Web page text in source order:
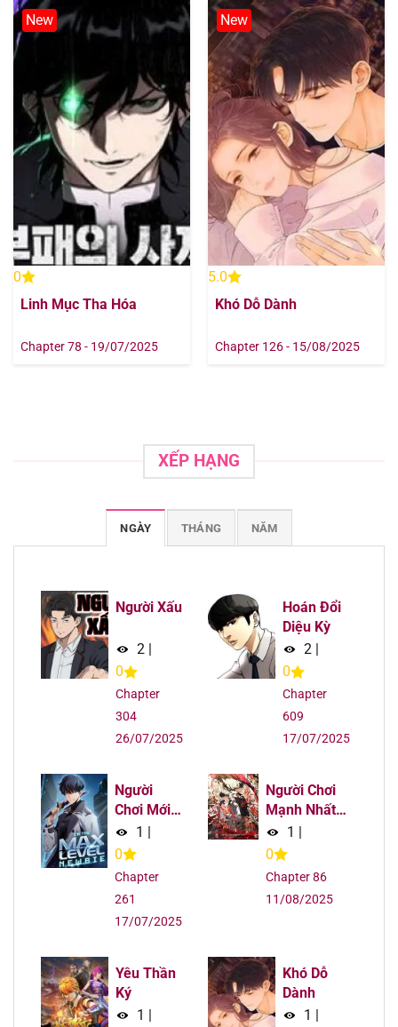
Chapter 144 22/09/2025
22/09/2025
Chapter 142 22/09/2025
Chapter 141 22/09/2025
Chapter 140 22/09/2025
Chapter 139 22/09/2025
Chapter 133
Chapter 131 22/09/2025
Chapter 130 22/09/2025
22/09/2025
22/09/2025
Chapter 127 22/09/2025
Chapter 126 22/09/2025
Chapter 125 22/09/2025
Chapter 123 22/09/2025
Chapter 122 22/09/2025
New
0
Linh Mục Tha Hóa
Chapter 78 - 19/07/2025
New
5.0
Khó Dỗ Dành
Chapter 126 - 15/08/2025
XẾP HẠNG
NGÀY THÁNG NĂM
Người Xấu
2
0
Chapter
304
26/07/2025
Hoán Đổi
Diệu Kỳ
2
0
Chapter
609
17/07/2025
Người
Chơi Mới
Cấp Tối
Đa
1 |
0
Chapter
261
17/07/2025
Người Chơi
Mạnh Nhất
Hồi Quy Lần
Thứ 100
1 |
0
Chapter 86
11/08/2025
Yêu Thần
Ký
1 |
Khó Dỗ
Dành
1 |